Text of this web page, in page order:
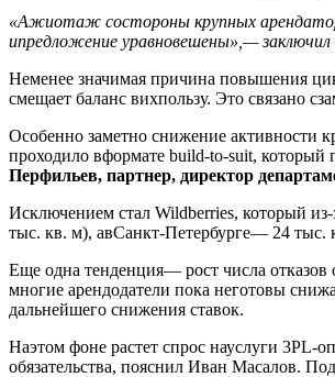
«Ажиотаж состороны крупных
ипредложение уравновешены»,— заключил
Неменее значимая причина повышения
смещает баланс вихпользу. Это связано
Особенно заметно снижение активности
проходило вформате build-to-suit, который
Перфильев, партнер, директор
Исключением стал Wildberries, который
тыс. кв. м), авСанкт-Петербурге— 24 тыс.
Еще одна тенденция— рост числа отказов
многие арендодатели пока неготовы
дальнейшего снижения ставок.
Наэтом фоне растет спрос науслуги 3PL-
обязательства, пояснил Иван Масалов.